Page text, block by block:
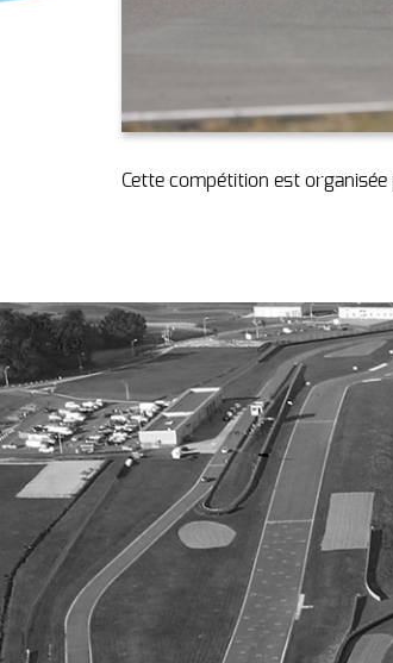
Cette compétition est